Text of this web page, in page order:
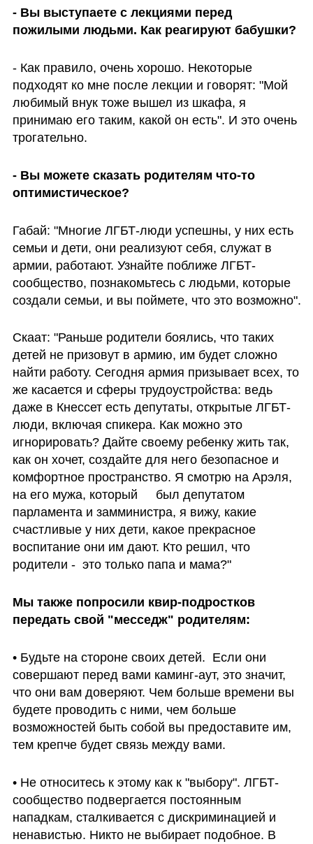
- Вы выступаете с лекциями перед
пожилыми людьми. Как реагируют бабушки?
- Как правило, очень хорошо. Некоторые
подходят ко мне после лекции и говорят: "Мой
любимый внук тоже вышел из шкафа, я
принимаю его таким, какой он есть". И это очень
трогательно.
- Вы можете сказать родителям что-то
оптимистическое?
Габай: "Многие ЛГБТ-люди успешны, у них есть
семьи и дети, они реализуют себя, служат в
армии, работают. Узнайте поближе ЛГБТ-
сообщество, познакомьтесь с людьми, которые
создали семьи, и вы поймете, что это возможно".
Скаат: "Раньше родители боялись, что таких
детей не призовут в армию, им будет сложно
найти работу. Сегодня армия призывает всех, то
же касается и сферы трудоустройства: ведь
даже в Кнессет есть депутаты, открытые ЛГБТ-
люди, включая спикера. Как можно это
игнорировать? Дайте своему ребенку жить так,
как он хочет, создайте для него безопасное и
комфортное пространство. Я смотрю на Арэля,
на его мужа, который	 был депутатом
парламента и замминистра, я вижу, какие
счастливые у них дети, какое прекрасное
воспитание они им дают. Кто решил, что
родители -  это только папа и мама?"
Мы также попросили квир-подростков
передать свой "месседж" родителям:
• Будьте на стороне своих детей.  Если они
совершают перед вами каминг-аут, это значит,
что они вам доверяют. Чем больше времени вы
будете проводить с ними, чем больше
возможностей быть собой вы предоставите им,
тем крепче будет связь между вами.
• Не относитесь к этому как к "выбору". ЛГБТ-
сообщество подвергается постоянным
нападкам, сталкивается с дискриминацией и
ненавистью. Никто не выбирает подобное. В